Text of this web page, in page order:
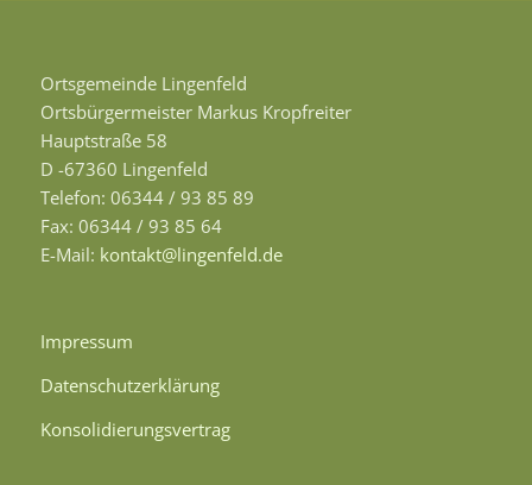
Ortsgemeinde Lingenfeld
Ortsbürgermeister Markus Kropfreiter
Hauptstraße 58
D -67360 Lingenfeld
Telefon: 06344 / 93 85 89
Fax: 06344 / 93 85 64
E-Mail: kontakt@lingenfeld.de
Impressum
Datenschutzerklärung
Konsolidierungsvertrag